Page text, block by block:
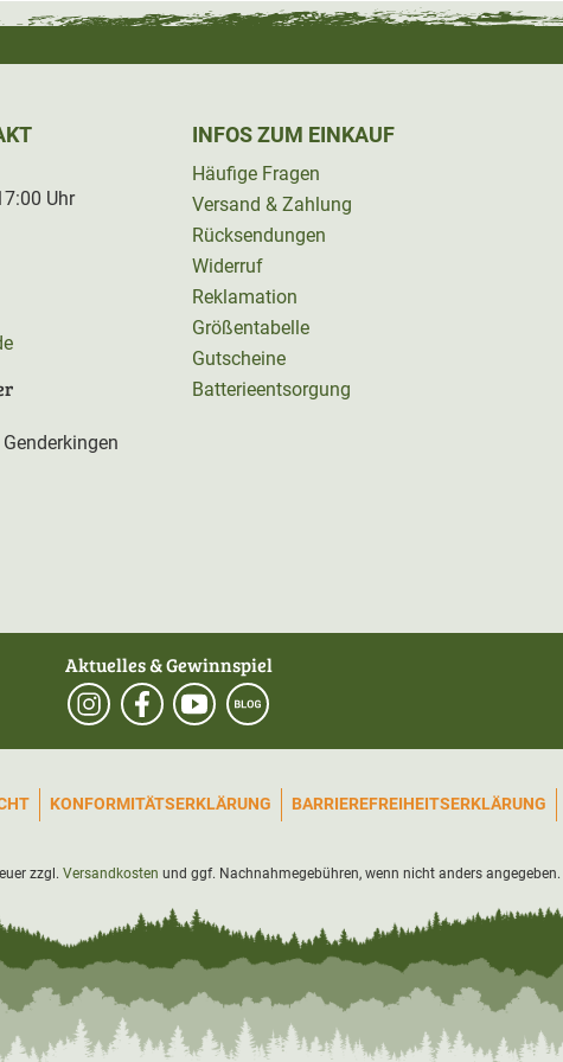
Uhr
INFOS ZUM EINKAUF
Häufige Fragen
Versand & Zahlung
Rücksendungen
Widerruf
Reklamation
Größentabelle
Gutscheine
Batterieentsorgung
Aktuelles & Gewinnspiel
KONFORMITÄTSERKLÄRUNG BARRIEREFREIHEITSERKLÄRUNG
zzgl. Versandkosten und ggf. Nachnahmegebühren, wenn nicht anders angegeben.